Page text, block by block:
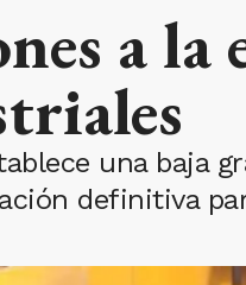
a la
una baja
definitiva